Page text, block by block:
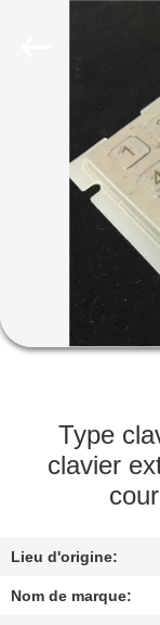
MAISON
SUJET
DE
NOUS
VISITE
D'USINE
DE
QUALITÉ
Type
clavier
Lieu d'origine:
Nom de marque: